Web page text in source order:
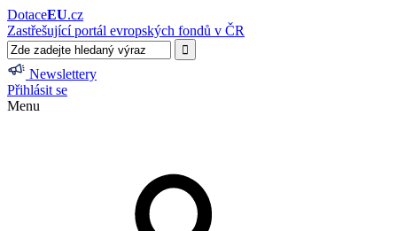
DotaceEU.cz
Zastřešující portál evropských fondů v ČR
Newslettery
Přihlásit se
Menu